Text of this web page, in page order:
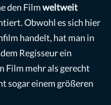
den Filmweltweit
Obwohl es sich hier
handelt, hat man in
Regisseur ein
Film mehr als gerecht
sogar einem größeren